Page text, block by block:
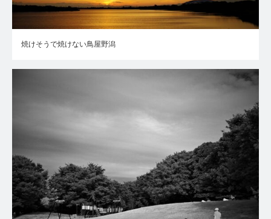
焼けそうで焼けない鳥屋野潟